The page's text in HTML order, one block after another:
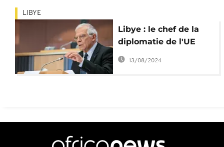
LIBYE
Libye : le chef de la
diplomatie de l'UE
condamne
"l'ingérence de la
13/08/2024